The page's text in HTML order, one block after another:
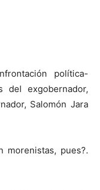
política-
del exgobernador,
Salomón Jara
morenistas, pues?.